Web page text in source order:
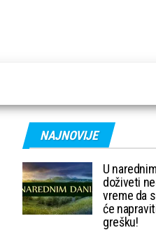
NAJNOVIJE
U
doživeti
vreme da
će
grešku!